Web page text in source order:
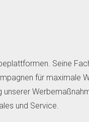
Seine
für maximale
und Service.